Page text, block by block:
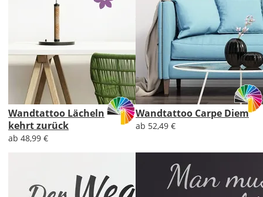
Wandtattoo Lächeln
kehrt zurück
ab 48,99 €
Wandtattoo Carpe Diem
ab 52,49 €